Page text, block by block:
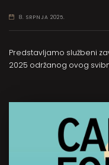
8. SRPNJA 2025.
Predstavljamo službeni
2025 održanog ovog